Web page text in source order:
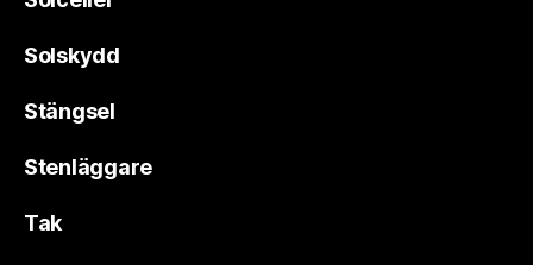
Solskydd
Stängsel
Stenläggare
Tak